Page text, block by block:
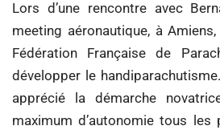
Lors d’une rencontre avec
meeting aéronautique, à
Fédération Française de
développer le
apprécié la démarche
maximum d’autonomie tous les